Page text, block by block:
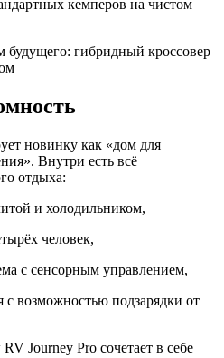
кемперов на чистом
новинку как «дом для
Внутри есть всё
отдыха:
и холодильником,
человек,
с сенсорным управлением,
с возможностью подзарядки от
Journey Pro сочетает в себе